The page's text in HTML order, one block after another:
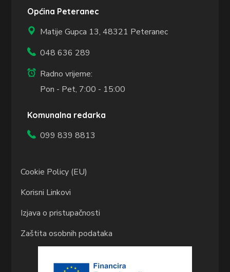
Općina Peteranec
Matije Gupca 13,48321 Peteranec
048 636 289
Radno vrijeme:
Pon - Pet, 7:00 - 15:00
Komunalna redarka
099 839 8813
Cookie Policy (EU)
Korisni Linkovi
Izjava o pristupačnosti
Zaštita osobnih podataka